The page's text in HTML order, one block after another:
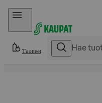
Hyppää sisältöön
Tuotteet